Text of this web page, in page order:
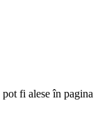
fi alese în pagina